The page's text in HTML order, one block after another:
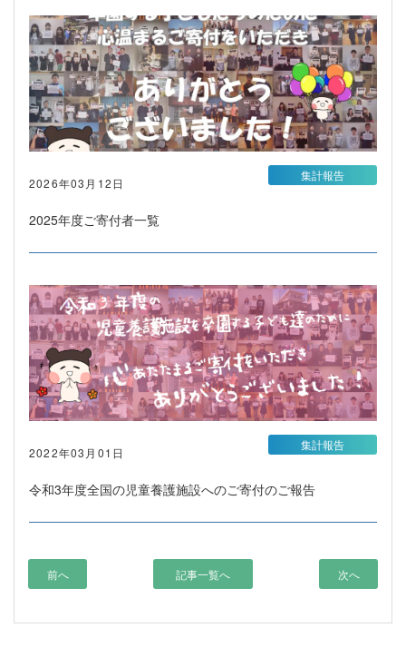
2026年03月12日
2025年度ご寄付者一覧
集計報告
2022年03月01日
令和3年度全国の児童養護施設へのご寄付のご報告
集計報告
前へ 記事一覧へ 次へ